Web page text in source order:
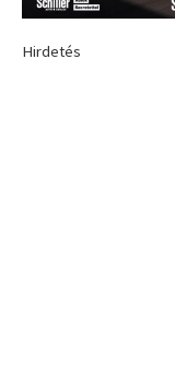
Hirdetés